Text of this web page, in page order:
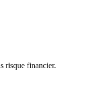
risque financier.